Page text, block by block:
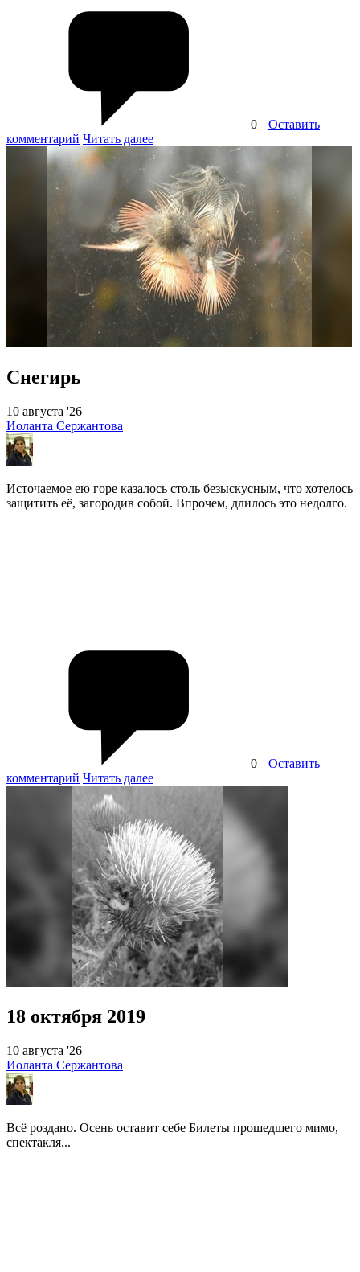
0
Оставить
комментарий Читать далее
Снегирь
10 августа '26
Иоланта Сержантова
Источаемое ею горе казалось столь безыскусным, что хотелось
защитить её, загородив собой. Впрочем, длилось это недолго.
0
Оставить
комментарий Читать далее
18 октября 2019
10 августа '26
Иоланта Сержантова
Всё роздано. Осень оставит себе Билеты прошедшего мимо,
спектакля...